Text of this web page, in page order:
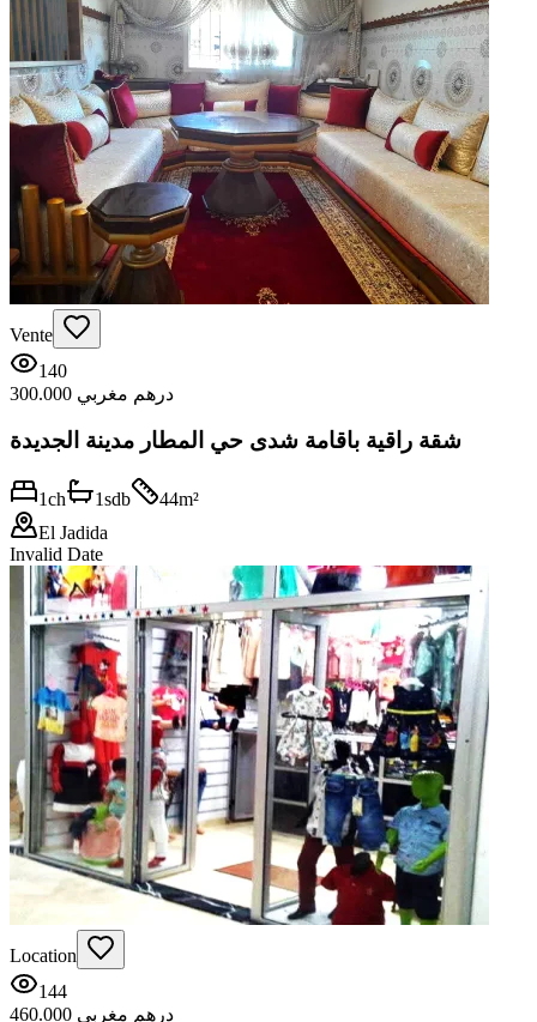
Vente
140
300.000 درهم مغربي
شقة راقية باقامة شدى حي المطار مدينة الجديدة
1ch 1sdb 44m²
El Jadida
Invalid Date
Location
144
460.000 درهم مغربي